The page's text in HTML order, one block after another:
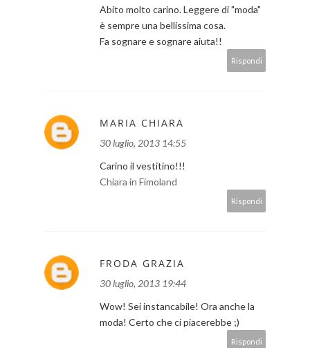
Abito molto carino. Leggere di "moda"
è sempre una bellissima cosa.
Fa sognare e sognare aiuta!!
Rispondi
MARIA CHIARA
30 luglio, 2013 14:55
Carino il vestitino!!!
Chiara in Fimoland
Rispondi
FRODA GRAZIA
30 luglio, 2013 19:44
Wow! Sei instancabile! Ora anche la
moda! Certo che ci piacerebbe ;)
Rispondi